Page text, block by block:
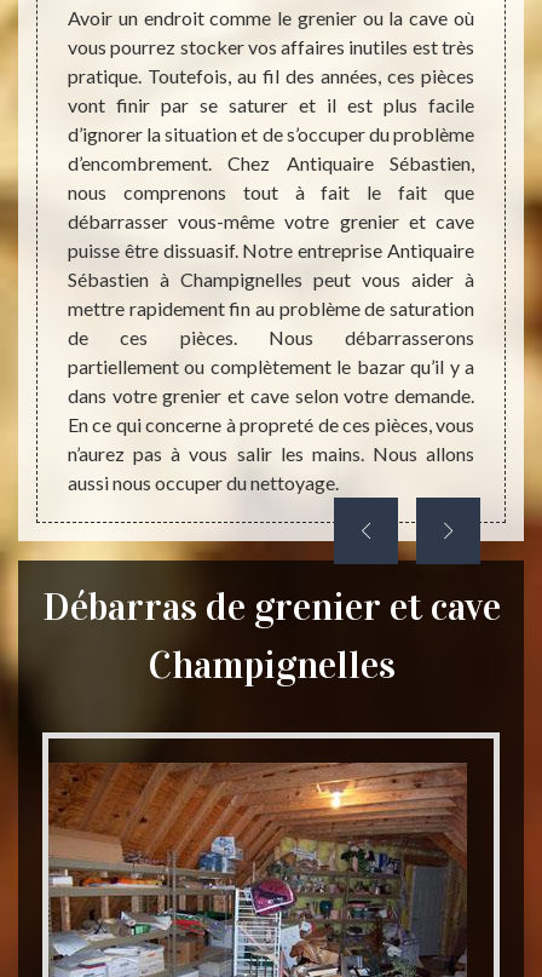
?
le
sera
la
pour
à
Avoir un endroit comme le grenier ou la cave où
vous pourrez stocker vos affaires inutiles est très
pratique. Toutefois, au fil des années, ces pièces
vont finir par se saturer et il est plus facile
d’ignorer la situation et de s’occuper du problème
d’encombrement. Chez Antiquaire Sébastien,
nous comprenons tout à fait le fait que
débarrasser vous-même votre grenier et cave
puisse être dissuasif. Notre entreprise Antiquaire
Sébastien à Champignelles peut vous aider à
mettre rapidement fin au problème de saturation
de ces pièces. Nous débarrasserons
partiellement ou complètement le bazar qu’il y a
dans votre grenier et cave selon votre demande.
En ce qui concerne à propreté de ces pièces, vous
n’aurez pas à vous salir les mains. Nous allons
aussi nous occuper du nettoyage.
le
finir
rien
de
Débarras de grenier et cave
Champignelles